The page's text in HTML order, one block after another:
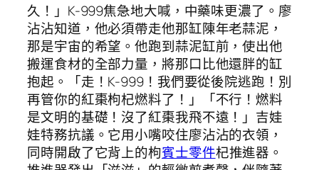
久！」K-999焦急地大喊，中藥味更濃了。廖
沾沾知道，他必須帶走他那缸陳年老蒜泥，
那是宇宙的希望。他跑到蒜泥缸前，使出他
搬運食材的全部力量，將那口比他還胖的缸
抱起。「走！K-999！我們要從後院逃跑！別
再管你的紅棗枸杞燃料了！」「不行！燃料
是文明的基礎！沒了紅棗我飛不遠！」吉娃
娃特務抗議。它用小嘴咬住廖沾沾的衣領，
同時開啟了它背上的枸賓士零件杞推進器。